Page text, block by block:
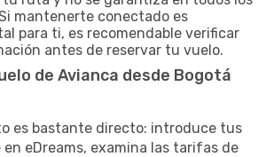
mantenerte conectado es
para ti, es recomendable verificar
antes de reservar tu vuelo.
de Avianca desde Bogotá
es bastante directo: introduce tus
eDreams, examina las tarifas de